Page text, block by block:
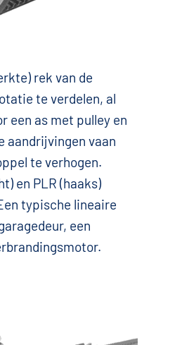
rek van de
te verdelen, al
een as met pulley en
aandrijvingen vaan
te verhogen.
en PLR (haaks)
typische lineaire
een